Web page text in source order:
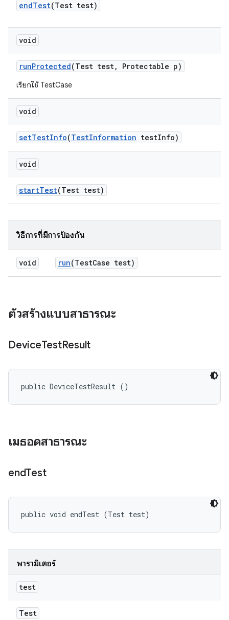
endTest(Test test)
void
runProtected(Test test, Protectable p)
เรียกใช้ TestCase
void
setTestInfo(TestInformation testInfo)
void
startTest(Test test)
วิธีการที่มีการป้องกัน
void run(TestCase test)
ตัวสร้างแบบสาธารณะ
DeviceTestResult
public DeviceTestResult ()
เมธอดสาธารณะ
endTest
public void endTest (Test test)
พารามิเตอร์
test
Test